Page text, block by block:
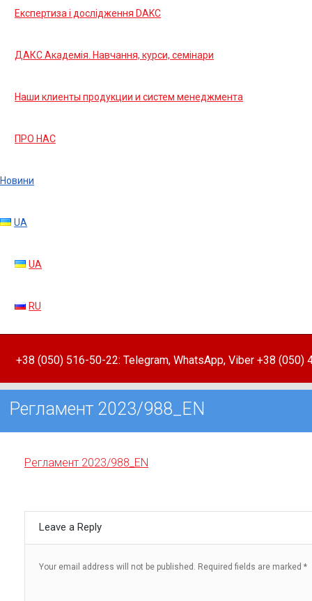
Експертиза і дослідження DAKC
ДАКС Академія. Навчання, курси, семінари
Наши клиенты продукции и систем менеджмента
ПРО НАС
Новини
UA
UA
RU
+38 (050) 516-50-22: Telegram, WhatsApp, Viber +38 (050)
Регламент 2023/988_EN
Регламент 2023/988_EN
Leave a Reply
Your email address will not be published. Required fields are marked *